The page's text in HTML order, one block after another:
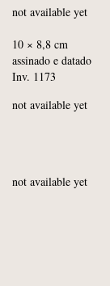
not available yet
10 × 8,8 cm
assinado e datado
Inv. 1173
not available yet
not available yet